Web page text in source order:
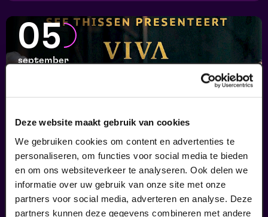
Deze website maakt gebruik van cookies
We gebruiken cookies om content en advertenties te
personaliseren, om functies voor social media te bieden
en om ons websiteverkeer te analyseren. Ook delen we
informatie over uw gebruik van onze site met onze
partners voor social media, adverteren en analyse. Deze
partners kunnen deze gegevens combineren met andere
05
september
Viva Classic Live
FilmMuziek